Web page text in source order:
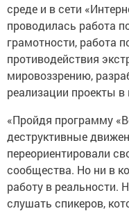
среде и в сети
проводилась работа
грамотности, работа
противодействия
мировоззрению,
реализации проекты
«Пройдя программу
деструктивные
переориентировали
сообщества. Но ни в
работу в реальности.
слушать спикеров,